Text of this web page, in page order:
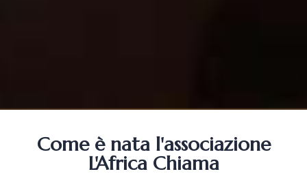
Come è nata l'associazione
L'Africa Chiama